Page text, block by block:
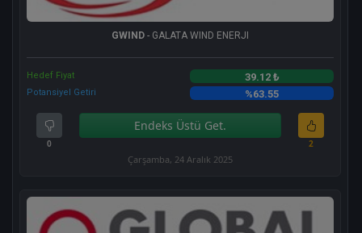
GWIND - GALATA WIND ENERJI
Hedef Fiyat 39.12 ₺
Potansiyel Getiri %63.55
0
Endeks Üstü Get.
2
Çarşamba, 24 Aralık 2025